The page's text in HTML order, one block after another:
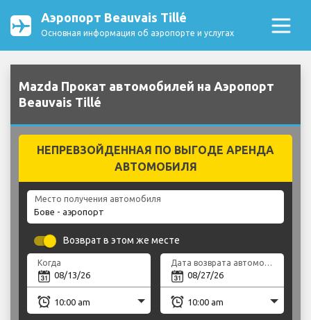
Аэропорт Beauvais Tillé
Основная информация об аэропорте и услугах
Mazda Прокат автомобилей на Аэропорт
Beauvais Tillé
НЕПРЕВЗОЙДЕННАЯ ПО ВЫГОДЕ АРЕНДА
АВТОМОБИЛЯ
Место получения автомобиля
Возврат в этом же месте
Когда Дата возврата автомобиля